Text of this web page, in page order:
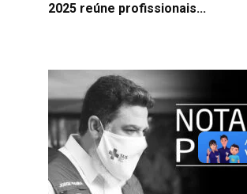
2025 reúne profissionais...